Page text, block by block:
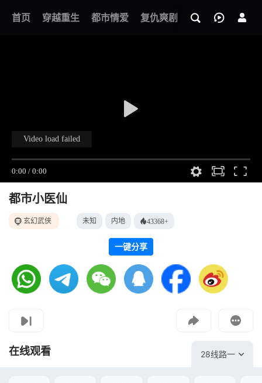
首页 穿越重生 都市情爱 复仇爽剧 玄幻武侠 奇幻
我的观影记录
都市小医仙
玄幻武侠 未知 内地 43368+
一键分享
视频报错
如果是遇到无法播放请提交反馈
教程：把手机影片投到电视上播放
在线观看 28线路一